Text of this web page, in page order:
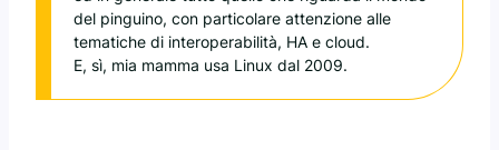
del pinguino, con particolare attenzione alle
tematiche di interoperabilità, HA e cloud.
E, sì, mia mamma usa Linux dal 2009.